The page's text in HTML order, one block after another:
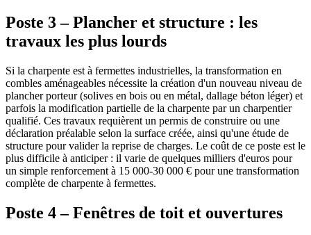
Poste 3 – Plancher et structure : les
travaux les plus lourds
Si la charpente est à fermettes industrielles, la transformation en
combles aménageables nécessite la création d'un nouveau niveau de
plancher porteur (solives en bois ou en métal, dallage béton léger) et
parfois la modification partielle de la charpente par un charpentier
qualifié. Ces travaux requièrent un permis de construire ou une
déclaration préalable selon la surface créée, ainsi qu'une étude de
structure pour valider la reprise de charges. Le coût de ce poste est le
plus difficile à anticiper : il varie de quelques milliers d'euros pour
un simple renforcement à 15 000-30 000 € pour une transformation
complète de charpente à fermettes.
Poste 4 – Fenêtres de toit et ouvertures